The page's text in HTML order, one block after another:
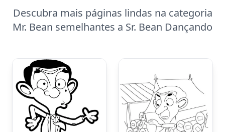
Descubra mais páginas lindas na categoria
Mr. Bean semelhantes a Sr. Bean Dançando